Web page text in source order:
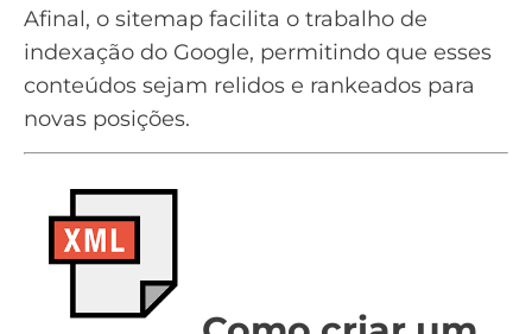
Afinal, o sitemap facilita o trabalho de
indexação do Google, permitindo que esses
conteúdos sejam relidos e rankeados para
novas posições.